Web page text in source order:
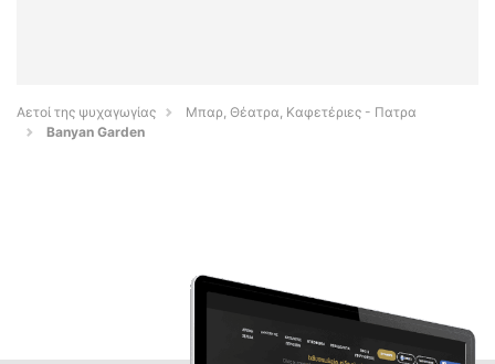
Αετοί της ψυχαγωγίας
Μπαρ, Θέατρα, Καφετέριες - Πατρα
Banyan Garden